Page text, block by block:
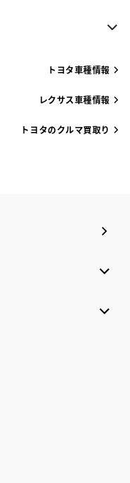
トヨタ車種情報
レクサス車種情報
トヨタのクルマ買取り